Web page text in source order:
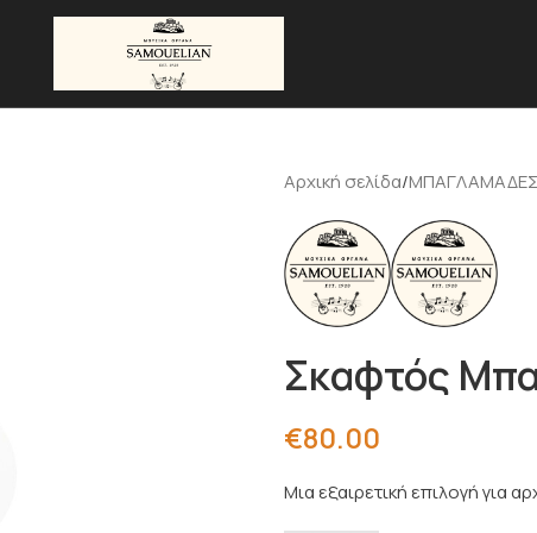
Αρχική σελίδα ΜΠΑΓΛΑΜΑΔΕΣ
Σκαφτός
€80.00
Μια εξαιρετική επιλογή για